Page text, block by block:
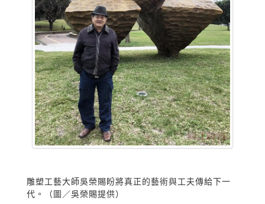
雕塑工藝大師吳榮賜盼將真正的藝術與工夫傳給下一
代。（圖／吳榮賜提供）